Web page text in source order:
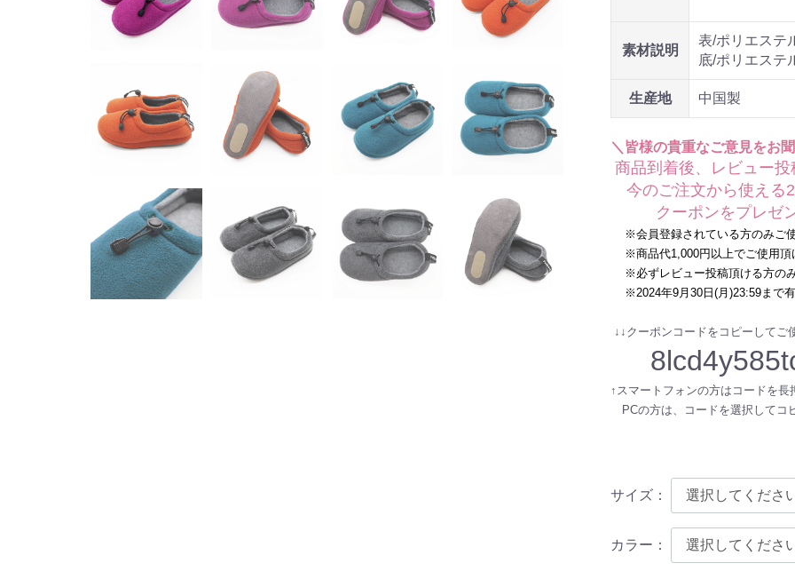
素材説明
表/ポリエステ
底/ポリエステ
生産地 中国製
＼皆様の貴重なご意見をお
商品到着後、レビュー
今のご注文から使える
クーポンをプレゼ
※会員登録されている方のみご
※商品代1,000円以上でご使用頂
※必ずレビュー投稿頂ける方の
※2024年9月30日(月)23:59まで
↓↓クーポンコードをコピーしてご
↑スマートフォンの方はコードを長
PCの方は、コードを選択してコ
サイズ ：
カラー ：